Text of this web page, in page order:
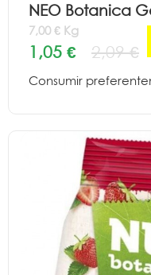
NEO Botanica
7,00 € Kg
1,05 € 2,09 €
Consumir